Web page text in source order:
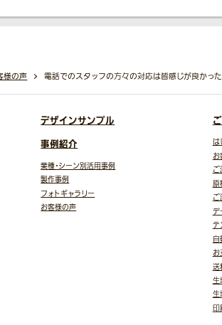
様の声 電話でのスタッフの方々の対応は皆感じが良かった
デザインサンプル
事例紹介
業種・シーン別活用事例
製作事例
フォトギャラリー
お客様の声
は
お
ご
原
ご
デ
テ
自
お
送
生
生
印